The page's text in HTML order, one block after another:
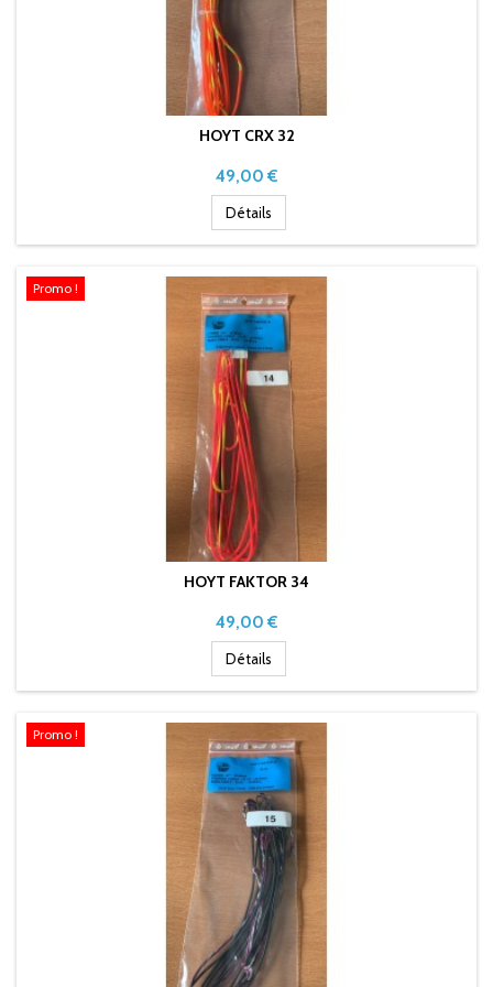
HOYT CRX 32
Prix
49,00 €
Détails
Promo !
HOYT FAKTOR 34
Prix
49,00 €
Détails
Promo !